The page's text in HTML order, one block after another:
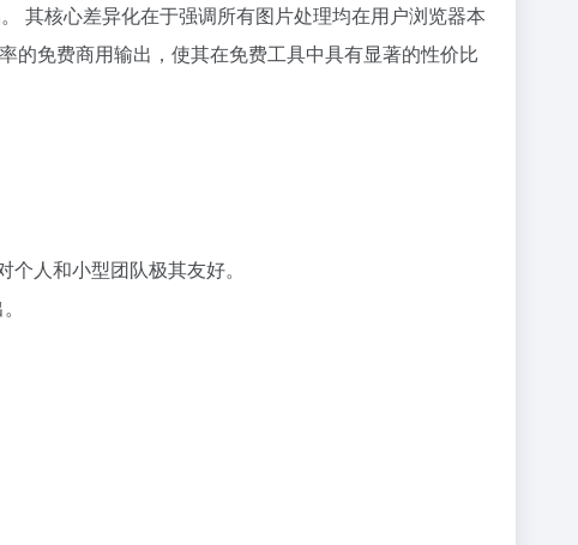
其核心差异化在于强调所有图片处理均在用户浏览器本
的免费商用输出，使其在免费工具中具有显著的性价比
人和小型团队极其友好。